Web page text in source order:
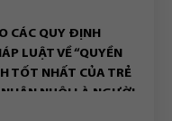
CÁC QUY ĐỊNH
LUẬT VỀ “QUYỀN
TỐT NHẤT CỦA TRẺ
NUÔI LÀ NGƯỜI